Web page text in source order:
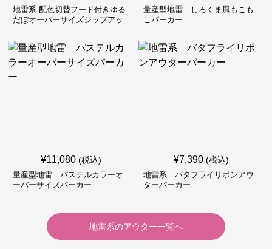
地雷系 配色切替フード付きゆる
だぼオーバーサイズジップアッ
量産型地雷 しろくま風もこも
こパーカー
¥11,080 (税込)
量産型地雷 パステルカラーオ
ーバーサイズパーカー
¥7,390 (税込)
地雷系 バタフライリボンアウ
ターパーカー
地雷系のアウター一覧へ